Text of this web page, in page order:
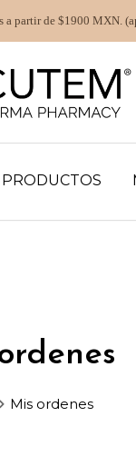
partir de $1900 MXN.
PRODUCTOS
Mis ordenes